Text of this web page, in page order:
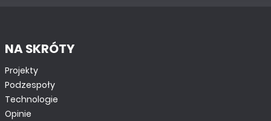
NA SKRÓTY
Projekty
Podzespoły
Technologie
Opinie